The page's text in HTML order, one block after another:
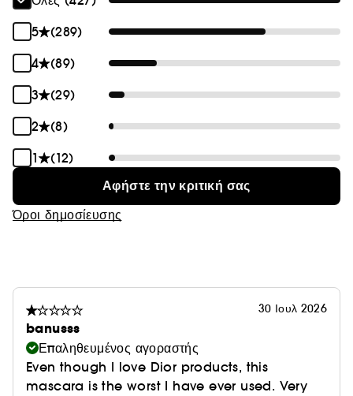
5
(289)
4
(89)
3
(29)
2
(8)
1
(12)
Αφήστε την κριτική σας
Όροι δημοσίευσης
30 Ιουλ 2026
banusss
Επαληθευμένος αγοραστής
Even though I love Dior products, this
mascara is the worst I have ever used. Very